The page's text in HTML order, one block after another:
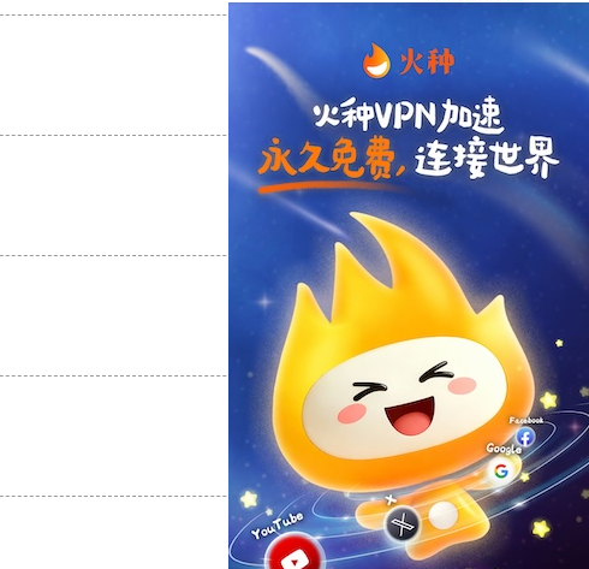
支持[0] 反对
支持
反对 [0]
支持[0] 反对[0]